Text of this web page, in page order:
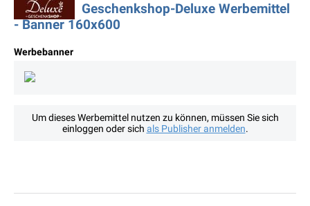
Geschenkshop-Deluxe Werbemittel
- Banner 160x600
Werbebanner
Um dieses Werbemittel nutzen zu können, müssen Sie sich
einloggen oder sich als Publisher anmelden.